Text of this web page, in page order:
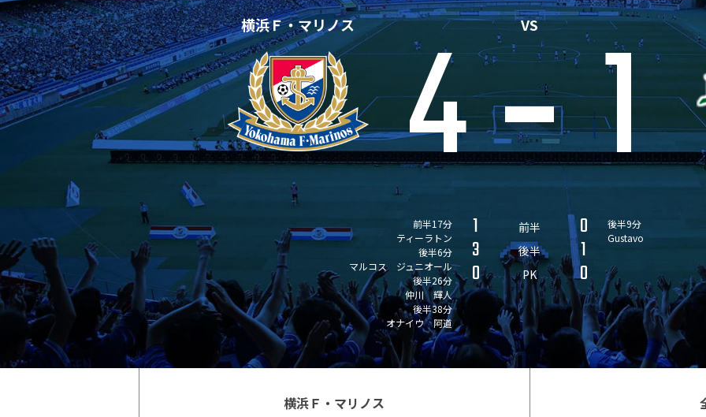
横浜Ｆ・マリノス VS
4 1
前半17分
ティーラトン
後半6分
マルコス ジュニオール
後半26分
仲川 輝人
後半38分
オナイウ 阿道
1 前半
0
3
後半
1
0
PK 0
後半9分
Gustavo
横浜Ｆ・マリノス